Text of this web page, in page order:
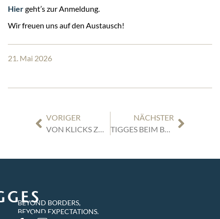
Hiergeht’s zur Anmeldung.
Wir freuen uns auf den Austausch!
21. Mai 2026
VORIGER
NÄCHSTER
TIGGES BEIM B2RUN DÜSSELDORF 2026 – REKORD, TEAMGEIST UND ECHTES SOMMERFEELING
BEYOND BORDERS,
BEYOND EXPECTATIONS.